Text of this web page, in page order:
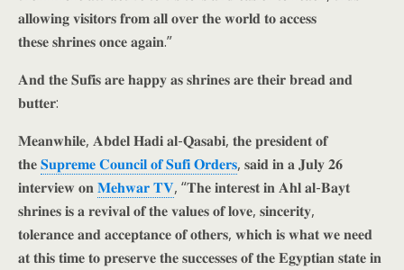
𝐚𝐥𝐥𝐨𝐰𝐢𝐧𝐠 𝐯𝐢𝐬𝐢𝐭𝐨𝐫𝐬 𝐟𝐫𝐨𝐦 𝐚𝐥𝐥 𝐨𝐯𝐞𝐫 𝐭𝐡𝐞 𝐰𝐨𝐫𝐥𝐝 𝐭𝐨 𝐚𝐜𝐜𝐞𝐬𝐬
𝐭𝐡𝐞𝐬𝐞 𝐬𝐡𝐫𝐢𝐧𝐞𝐬 𝐨𝐧𝐜𝐞 𝐚𝐠𝐚𝐢𝐧.”
𝐀𝐧𝐝 𝐭𝐡𝐞 𝐒𝐮𝐟𝐢𝐬 𝐚𝐫𝐞 𝐡𝐚𝐩𝐩𝐲 𝐚𝐬 𝐬𝐡𝐫𝐢𝐧𝐞𝐬 𝐚𝐫𝐞 𝐭𝐡𝐞𝐢𝐫 𝐛𝐫𝐞𝐚𝐝 𝐚𝐧𝐝
𝐛𝐮𝐭𝐭𝐞𝐫:
𝐌𝐞𝐚𝐧𝐰𝐡𝐢𝐥𝐞, 𝐀𝐛𝐝𝐞𝐥 𝐇𝐚𝐝𝐢 𝐚𝐥-𝐐𝐚𝐬𝐚𝐛𝐢, 𝐭𝐡𝐞 𝐩𝐫𝐞𝐬𝐢𝐝𝐞𝐧𝐭 𝐨𝐟
𝐭𝐡𝐞𝐒𝐮𝐩𝐫𝐞𝐦𝐞 𝐂𝐨𝐮𝐧𝐜𝐢𝐥 𝐨𝐟 𝐒𝐮𝐟𝐢 𝐎𝐫𝐝𝐞𝐫𝐬, 𝐬𝐚𝐢𝐝 𝐢𝐧 𝐚 𝐉𝐮𝐥𝐲 𝟐𝟔
𝐢𝐧𝐭𝐞𝐫𝐯𝐢𝐞𝐰 𝐨𝐧𝐌𝐞𝐡𝐰𝐚𝐫 𝐓𝐕, “𝐓𝐡𝐞 𝐢𝐧𝐭𝐞𝐫𝐞𝐬𝐭 𝐢𝐧 𝐀𝐡𝐥 𝐚𝐥-𝐁𝐚𝐲𝐭
𝐬𝐡𝐫𝐢𝐧𝐞𝐬 𝐢𝐬 𝐚 𝐫𝐞𝐯𝐢𝐯𝐚𝐥 𝐨𝐟 𝐭𝐡𝐞 𝐯𝐚𝐥𝐮𝐞𝐬 𝐨𝐟 𝐥𝐨𝐯𝐞, 𝐬𝐢𝐧𝐜𝐞𝐫𝐢𝐭𝐲,
𝐭𝐨𝐥𝐞𝐫𝐚𝐧𝐜𝐞 𝐚𝐧𝐝 𝐚𝐜𝐜𝐞𝐩𝐭𝐚𝐧𝐜𝐞 𝐨𝐟 𝐨𝐭𝐡𝐞𝐫𝐬, 𝐰𝐡𝐢𝐜𝐡 𝐢𝐬 𝐰𝐡𝐚𝐭 𝐰𝐞 𝐧𝐞𝐞𝐝
𝐚𝐭 𝐭𝐡𝐢𝐬 𝐭𝐢𝐦𝐞 𝐭𝐨 𝐩𝐫𝐞𝐬𝐞𝐫𝐯𝐞 𝐭𝐡𝐞 𝐬𝐮𝐜𝐜𝐞𝐬𝐬𝐞𝐬 𝐨𝐟 𝐭𝐡𝐞 𝐄𝐠𝐲𝐩𝐭𝐢𝐚𝐧 𝐬𝐭𝐚𝐭𝐞 𝐢𝐧